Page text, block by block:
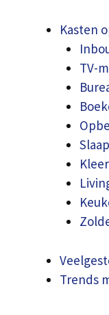
Kasten
TV-
Trends